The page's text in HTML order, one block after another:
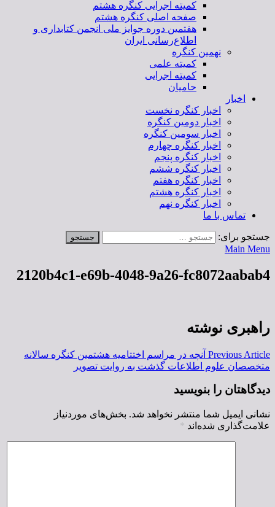
کمیته اجرایی کنگره هشتم
صفحه اصلی کنگره هشتم
هفتمین دوره جوایز ملی انجمن کتابداری و
اطلاع‌رسانی ایران
نهمین کنگره
کمیته علمی
کمیته اجرایی
حامیان
اخبار
اخبار کنگره نخست
اخبار دومین کنگره
اخبار سومین کنگره
اخبار کنگره چهارم
اخبار کنگره پنجم
اخبار کنگره ششم
اخبار کنگره هفتم
اخبار کنگره هشتم
اخبار کنگره نهم
تماس با ما
جستجو برای:
Main Menu
2120b4c1-e69b-4048-9a26-fc8072aabab4
راهبری نوشته
Previous Article آنچه در مراسم اختتامیه هشتمین کنگره سالانه
متخصصان علوم اطلاعات گذشت به روایت تصویر
دیدگاهتان را بنویسید
نشانی ایمیل شما منتشر نخواهد شد. بخش‌های موردنیاز
علامت‌گذاری شده‌اند *